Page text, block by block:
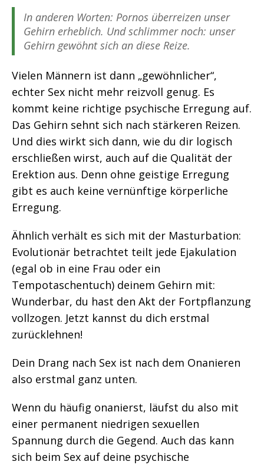
In anderen Worten: Pornos überreizen unser
Gehirn erheblich. Und schlimmer noch: unser
Gehirn gewöhnt sich an diese Reize.
Vielen Männern ist dann „gewöhnlicher“,
echter Sex nicht mehr reizvoll genug. Es
kommt keine richtige psychische Erregung auf.
Das Gehirn sehnt sich nach stärkeren Reizen.
Und dies wirkt sich dann, wie du dir logisch
erschließen wirst, auch auf die Qualität der
Erektion aus. Denn ohne geistige Erregung
gibt es auch keine vernünftige körperliche
Erregung.
Ähnlich verhält es sich mit der Masturbation:
Evolutionär betrachtet teilt jede Ejakulation
(egal ob in eine Frau oder ein
Tempotaschentuch) deinem Gehirn mit:
Wunderbar, du hast den Akt der Fortpflanzung
vollzogen. Jetzt kannst du dich erstmal
zurücklehnen!
Dein Drang nach Sex ist nach dem Onanieren
also erstmal ganz unten.
Wenn du häufig onanierst, läufst du also mit
einer permanent niedrigen sexuellen
Spannung durch die Gegend. Auch das kann
sich beim Sex auf deine psychische